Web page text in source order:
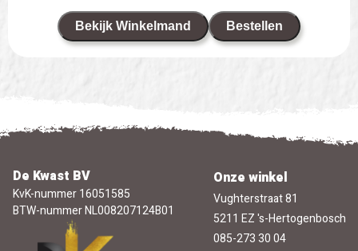
Bekijk Winkelmand Bestellen
De Kwast BV
KvK-nummer 16051585
BTW-nummer NL008207124B01
Onze winkel
Vughterstraat 81
5211 EZ 's-Hertogenbosch
085-273 30 04